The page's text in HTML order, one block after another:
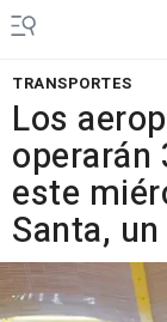
TRANSPORTES
Los
operarán
este
Santa,